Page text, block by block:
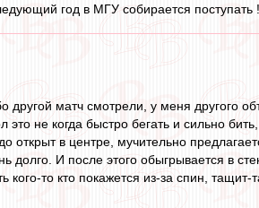
год в МГУ собирается поступать !
матч смотрели, у меня другого
не когда быстро бегать и сильно
открыт в центре, мучительно
долго. И после этого обыгрывается в
то кто покажется из-за спин,